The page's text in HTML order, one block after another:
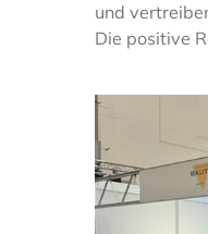
und
Die positive